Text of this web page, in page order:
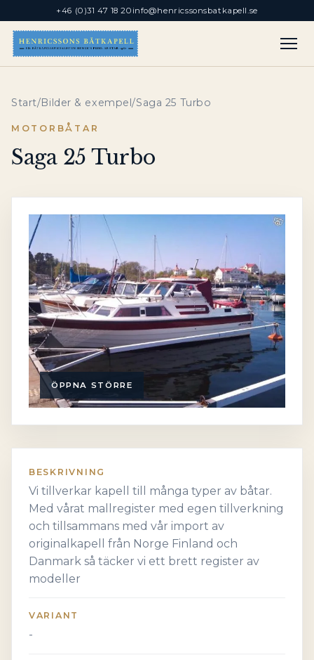
+46 (0)31 47 18 20 info@henricssonsbatkapell.se
Start/Bilder & exempel/Saga 25 Turbo
MOTORBÅTAR
Saga 25 Turbo
ÖPPNA STÖRRE
BESKRIVNING
Vi tillverkar kapell till många typer av båtar.
Med vårat mallregister med egen tillverkning
och tillsammans med vår import av
originalkapell från Norge Finland och
Danmark så täcker vi ett brett register av
modeller
VARIANT
-